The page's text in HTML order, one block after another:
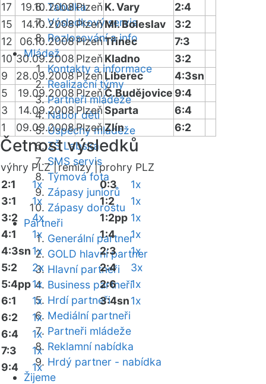
Tabulka
Výsledkový servis
Rozlosování a info
Mládež
Kontakty a informace
Realizační týmy
Partneři mládeže
Nábor dětí
Úspěchy mládeže
ZŠ Labská
SMS servis
Týmová fota
Zápasy juniorů
Zápasy dorostu
Partneři
Generální partner
GOLD hlavní partner
Hlavní partneři
Business partneři
Hrdí partneři
Mediální partneři
Partneři mládeže
Reklamní nabídka
Hrdý partner - nabídka
Žijeme
17
19.10.2008Plzeň K. Vary
2:4
15
14.10.2008PlzeňMl. Boleslav
3:2
12
06.10.2008PlzeňTřinec
7:3
10 30.09.2008 Plzeň Kladno
3:2
9
28.09.2008Plzeň Liberec
4:3sn
5
19.09.2008 PlzeňČ.Budějovice 9:4
3
14.09.2008 PlzeňSparta
6:4
1
09.09.2008Plzeň Zlín 6:2
Četnost výsledků
výhry PLZ |remízy |prohry PLZ
2:1
1x
3:1
1x
3:2
4x
4:1
1x
4:3sn1x
5:2
2x
5:4pp1x
6:1
1x
6:2
1x
6:4
1x
7:3
1x
9:4
1x
0:3
1x
1:2
1x
1:2pp 1x
1:4
1x
2:3
1x
2:4
3x
2:6
1x
3:4sn1x